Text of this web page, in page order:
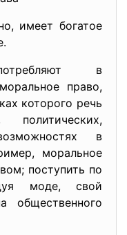
имеет богатое
в
право,
которого речь
в
моральное
поступить по
моде, свой
общественного